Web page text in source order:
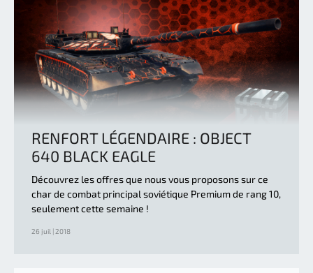
RENFORT LÉGENDAIRE : OBJECT
640 BLACK EAGLE
Découvrez les offres que nous vous proposons sur ce
char de combat principal soviétique Premium de rang 10,
seulement cette semaine !
26 juil | 2018